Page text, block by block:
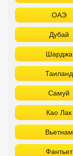
ОАЭ
Дубай
Шарджа
Таиланд
Самуй
Као Лак
Вьетнам
Фантьет